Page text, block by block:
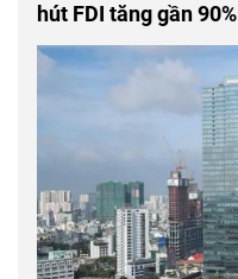
hút FDI tăng gần